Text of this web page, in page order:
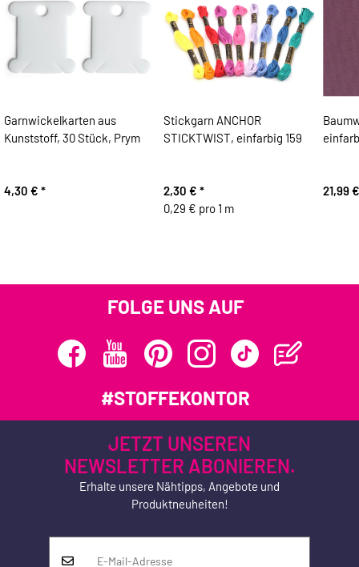
Garnwickelkarten aus
Kunststoff, 30 Stück, Prym
4,30 € *
Stickgarn ANCHOR
STICKTWIST, einfarbig 159
2,30 € *
0,29 € pro 1 m
21,99
FOLGE UNS AUF
#STOFFEKONTOR
JETZT UNSEREN
NEWSLETTER ABONIEREN.
Erhalte unsere Nähtipps, Angebote und
Produktneuheiten!